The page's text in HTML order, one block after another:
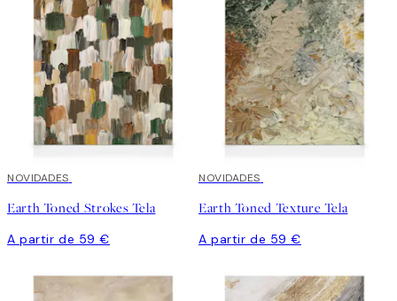
NOVIDADES
Earth Toned Strokes Tela
A partir de 59 €
NOVIDADES
Earth Toned Texture Tela
A partir de 59 €